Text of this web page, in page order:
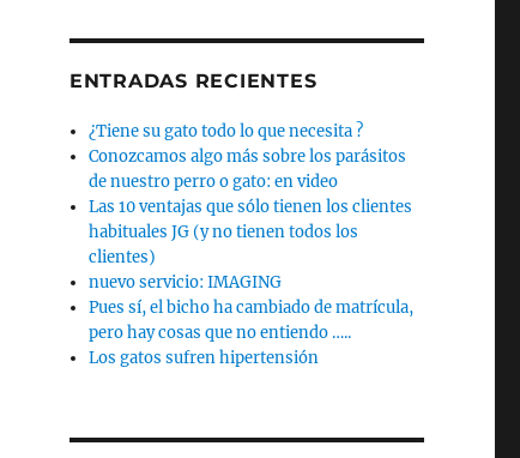
ENTRADAS RECIENTES
¿Tiene su gato todo lo que necesita ?
Conozcamos algo más sobre los parásitos
de nuestro perro o gato: en video
Las 10 ventajas que sólo tienen los clientes
habituales JG (y no tienen todos los
clientes)
nuevo servicio: IMAGING
Pues sí, el bicho ha cambiado de matrícula,
pero hay cosas que no entiendo …..
Los gatos sufren hipertensión